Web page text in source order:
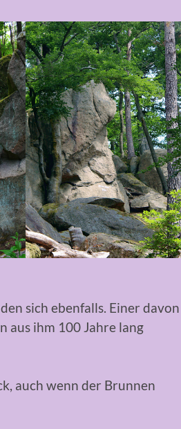
sich ebenfalls. Einer davon
aus ihm 100 Jahre lang
auch wenn der Brunnen